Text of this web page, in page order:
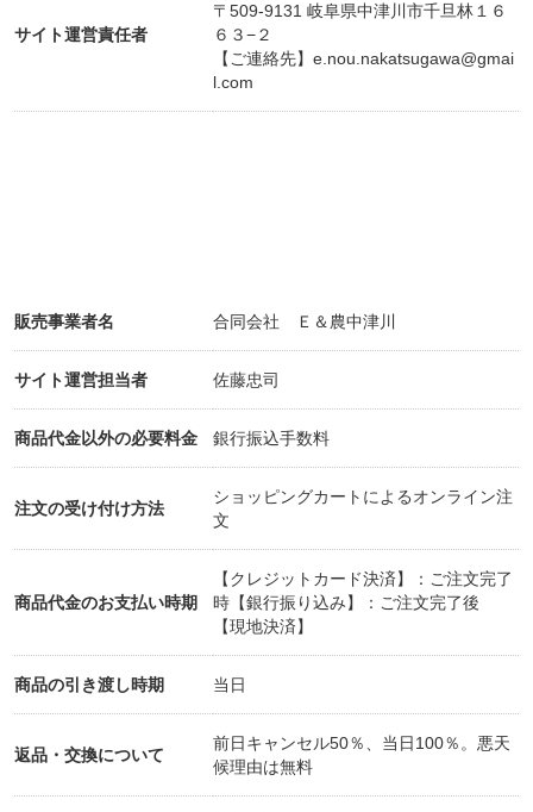
サイト運営責任者
〒509-9131 岐阜県中津川市千旦林１６
６３−２
【ご連絡先】 e.nou.nakatsugawa@gmai
l.com
販売事業者名 合同会社 Ｅ＆農中津川
サイト運営担当者 佐藤忠司
商品代金以外の必要料金 銀行振込手数料
注文の受け付け方法
ショッピングカートによるオンライン注
文
商品代金のお支払い時期
【クレジットカード決済】：ご注文完了
時【銀行振り込み】：ご注文完了後
【現地決済】
商品の引き渡し時期 当日
返品・交換について
前日キャンセル50％、当日100％。悪天
候理由は無料